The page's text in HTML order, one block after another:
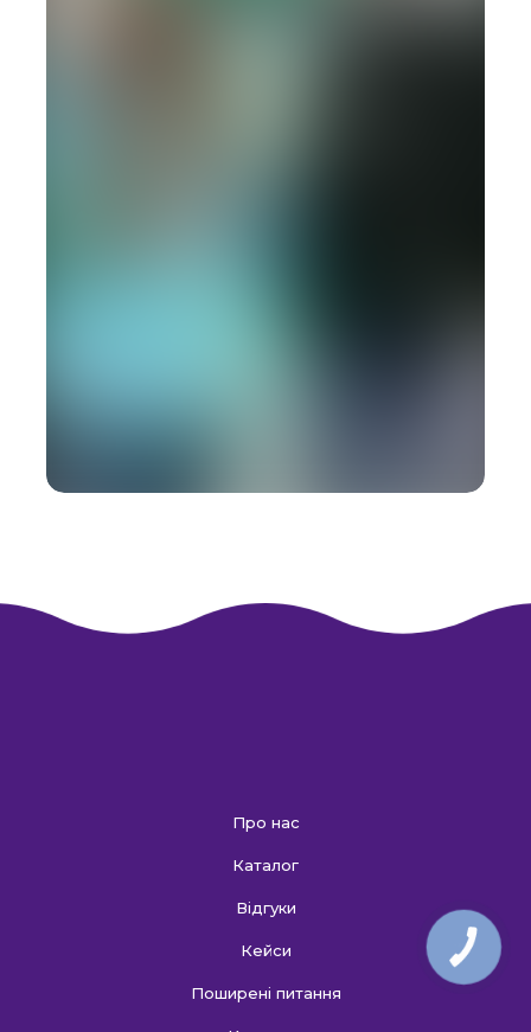
Про нас
Каталог
Відгуки
Кейси
Поширені питання
КНОПКА
ЗВ'ЯЗКУ